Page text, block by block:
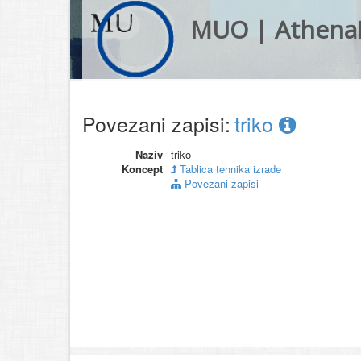
MUO |
Povezani zapisi:triko
Naziv triko
Koncept
Tablica tehnika izrade
Povezani zapisi